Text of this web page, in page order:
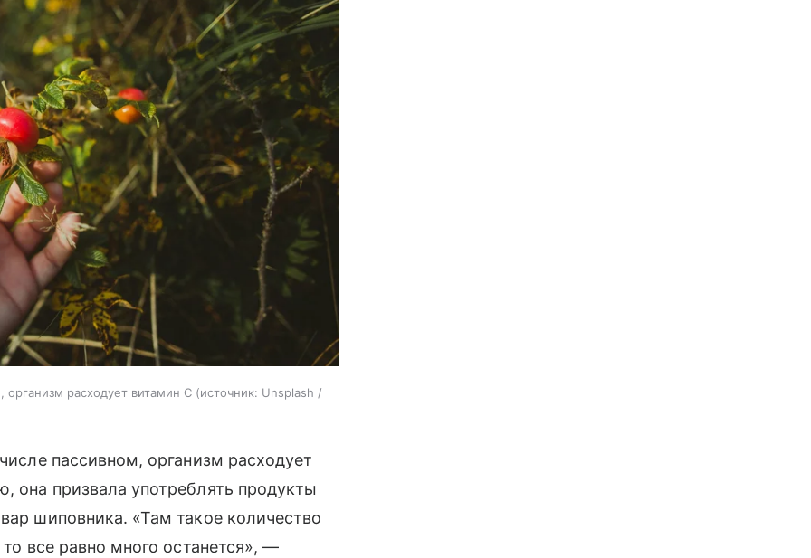
организм расходует витамин С источник: Unsplash /
пассивном, организм расходует
она призвала употреблять продукты
шиповника. «Там такое количество
все равно много останется», —